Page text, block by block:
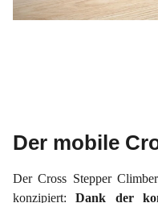
Der mobile
Der Cross Stepper
konzipiert:Dank der